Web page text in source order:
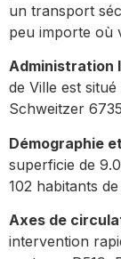
un transport
peu importe où
Administration
de Ville est
Schweitzer
Démographie
superficie de
102 habitants
Axes de
intervention